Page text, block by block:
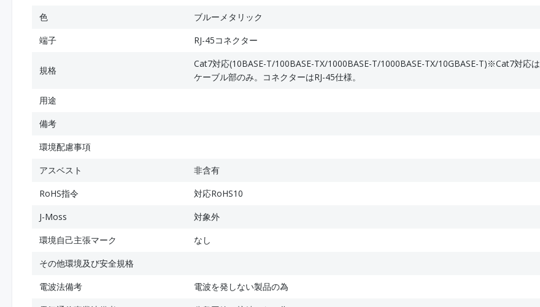
色
ブルーメタリック
端子
RJ-45コネクター
規格
Cat7対応(10BASE-T/100BASE-TX/1000BASE-T/1000BASE-TX/10GBASE-T)※Cat7対応は
ケーブル部のみ。コネクターはRJ-45仕様。
用途
備考
環境配慮事項
アスベスト
非含有
RoHS指令
対応RoHS10
J-Moss
対象外
環境自己主張マーク
なし
その他環境及び安全規格
電波法備考
電波を発しない製品の為